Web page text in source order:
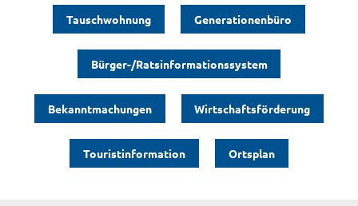
Tauschwohnung Generationenbüro
Bürger-/Ratsinformationssystem
Bekanntmachungen Wirtschaftsförderung
Touristinformation Ortsplan